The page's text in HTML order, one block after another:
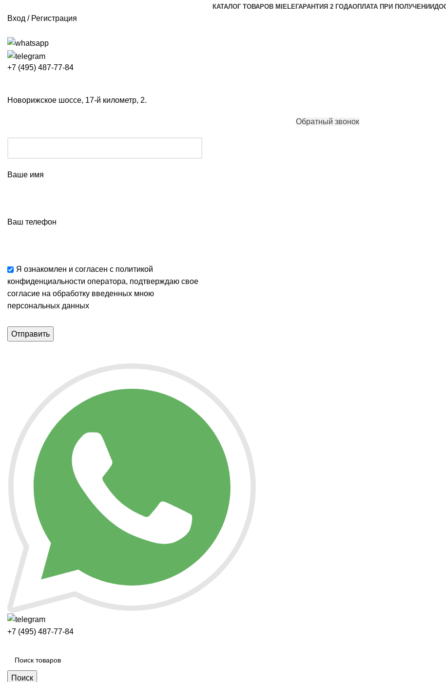
КАТАЛОГ ТОВАРОВ MIELEГАРАНТИЯ 2 ГОДАОПЛАТА ПРИ ПОЛУЧЕНИИ
Вход / Регистрация
+7 (495) 487-77-84
Новорижское шоссе, 17-й километр, 2.
Обратный звонок
Ваше имя
Ваш телефон
Я ознакомлен и согласен с политикой
конфиденциальности оператора, подтверждаю свое
согласие на обработку введенных мною
персональных данных
+7 (495) 487-77-84
Поиск